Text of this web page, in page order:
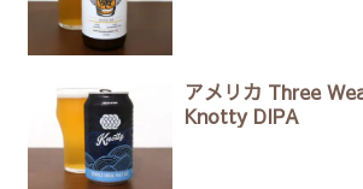
アメリカ Three
Knotty DIPA